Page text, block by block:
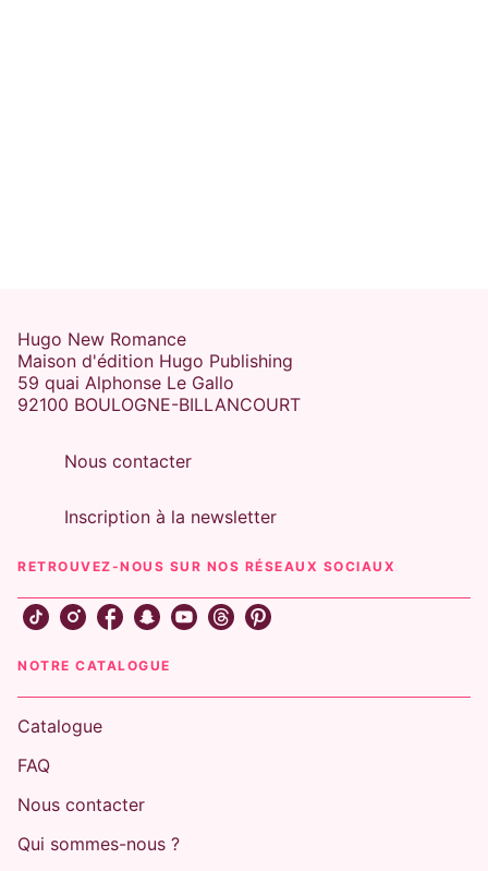
Hugo New Romance
Maison d'édition Hugo Publishing
59 quai Alphonse Le Gallo
92100 BOULOGNE-BILLANCOURT
Nous contacter
Inscription à la newsletter
RETROUVEZ-NOUS SUR NOS RÉSEAUX SOCIAUX
NOTRE CATALOGUE
Catalogue
FAQ
Nous contacter
Qui sommes-nous ?